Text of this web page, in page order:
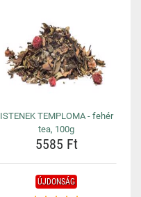
ISTENEK TEMPLOMA - fehér
tea, 100g
5585 Ft
ÚJDONSÁG